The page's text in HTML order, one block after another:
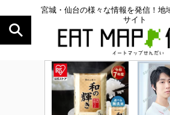
宮城・仙台の様々な情報を発信！地
サイト